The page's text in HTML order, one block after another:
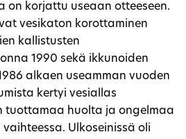
on korjattu useaan otteeseen.
vesikaton korottaminen
kallistusten
1990 sekä ikkunoiden
alkaen useamman vuoden
kertyi vesiallas
tuottamaa huolta ja ongelmaa
Ulkoseinissä oli